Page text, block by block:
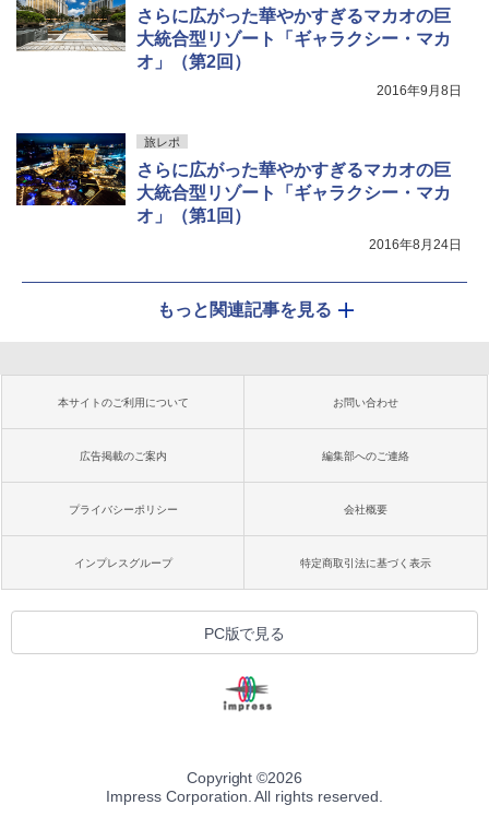
さらに広がった華やかすぎるマカオの巨
大統合型リゾート「ギャラクシー・マカ
オ」（第2回）
2016年9月8日
旅レポ
さらに広がった華やかすぎるマカオの巨
大統合型リゾート「ギャラクシー・マカ
オ」（第1回）
2016年8月24日
もっと関連記事を見る
本サイトのご利用について お問い合わせ
広告掲載のご案内 編集部へのご連絡
プライバシーポリシー 会社概要
インプレスグループ 特定商取引法に基づく表示
PC版で見る
Copyright ©2026
Impress Corporation. All rights reserved.